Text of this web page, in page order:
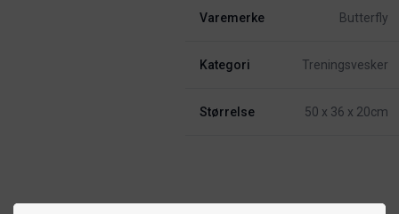
Varemerke Butterfly
Kategori Treningsvesker
Størrelse 50 x 36 x 20cm